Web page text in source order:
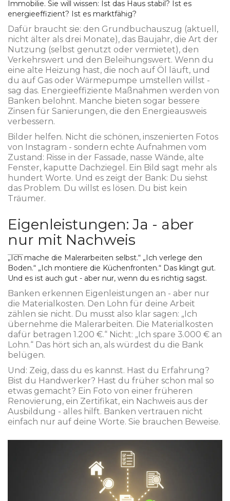
Immobilie. Sie will wissen: Ist das Haus stabil? Ist es
energieeffizient? Ist es marktfähig?
Dafür braucht sie: den Grundbuchauszug (aktuell,
nicht älter als drei Monate), das Baujahr, die Art der
Nutzung (selbst genutzt oder vermietet), den
Verkehrswert und den Beleihungswert. Wenn du
eine alte Heizung hast, die noch auf Öl läuft, und
du auf Gas oder Wärmepumpe umstellen willst -
sag das. Energieeffiziente Maßnahmen werden von
Banken belohnt. Manche bieten sogar bessere
Zinsen für Sanierungen, die den Energieausweis
verbessern.
Bilder helfen. Nicht die schönen, inszenierten Fotos
von Instagram - sondern echte Aufnahmen vom
Zustand: Risse in der Fassade, nasse Wände, alte
Fenster, kaputte Dachziegel. Ein Bild sagt mehr als
hundert Worte. Und es zeigt der Bank: Du siehst
das Problem. Du willst es lösen. Du bist kein
Träumer.
Eigenleistungen: Ja - aber
nur mit Nachweis
„Ich mache die Malerarbeiten selbst.“ „Ich verlege den
Boden.“ „Ich montiere die Küchenfronten.“ Das klingt gut.
Und es ist auch gut - aber nur, wenn du es richtig sagst.
Banken erkennen Eigenleistungen an - aber nur
die Materialkosten. Den Lohn für deine Arbeit
zählen sie nicht. Du musst also klar sagen: „Ich
übernehme die Malerarbeiten. Die Materialkosten
dafür betragen 1.200 €.“ Nicht: „Ich spare 3.000 € an
Lohn.“ Das hört sich an, als würdest du die Bank
belügen.
Und: Zeig, dass du es kannst. Hast du Erfahrung?
Bist du Handwerker? Hast du früher schon mal so
etwas gemacht? Ein Foto von einer früheren
Renovierung, ein Zertifikat, ein Nachweis aus der
Ausbildung - alles hilft. Banken vertrauen nicht
einfach nur auf deine Worte. Sie brauchen Beweise.